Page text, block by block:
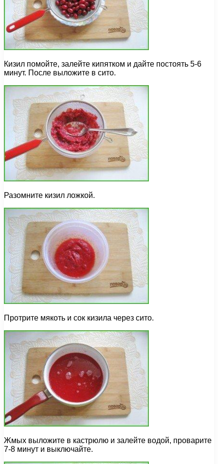
Кизил помойте, залейте кипятком и дайте постоять 5-6
минут. После выложите в сито.
Разомните кизил ложкой.
Протрите мякоть и сок кизила через сито.
Жмых выложите в кастрюлю и залейте водой, проварите
7-8 минут и выключайте.